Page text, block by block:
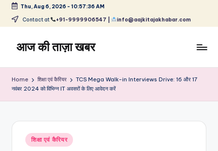
Skip
content
Thu, Aug 6, 2026 - 10:57:37 AM
Contact at +91-9999906547 | info@aajkitajakhabar.com
आज की ताज़ा खबर
ताज़ा
खेल,
Home शिक्षा एवं कैरियर
TCS Mega Walk-in Interviews Drive: 16 और 17
नवंबर 2024 को विभिन्न IT अवसरों के लिए आवेदन करें
Posted
in
शिक्षा एवं कैरियर